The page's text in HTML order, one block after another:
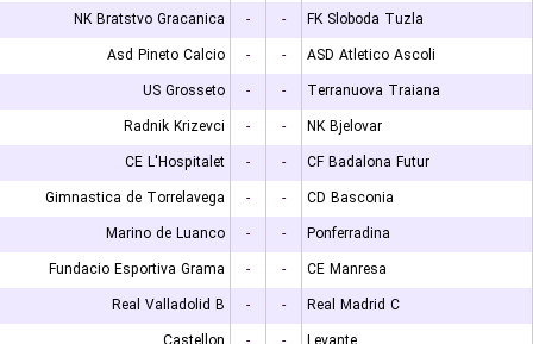
NK Bratstvo Gracanica
- -
FK Sloboda Tuzla
Asd Pineto Calcio
- -
ASD Atletico Ascoli
US Grosseto
- -
Terranuova Traiana
Radnik Krizevci
- -
NK Bjelovar
CE L'Hospitalet
- -
CF Badalona Futur
Gimnastica de Torrelavega
- -
CD Basconia
Marino de Luanco
- -
Ponferradina
Fundacio Esportiva Grama
- -
CE Manresa
Real Valladolid B
- -
Real Madrid C